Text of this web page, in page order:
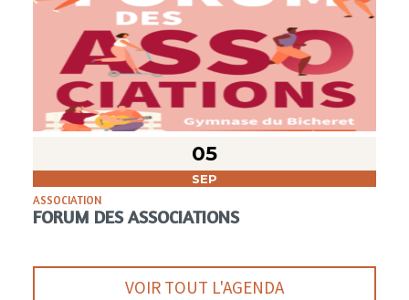
05
SEP
ASSOCIATION
FORUM DES ASSOCIATIONS
VOIR TOUT L'AGENDA